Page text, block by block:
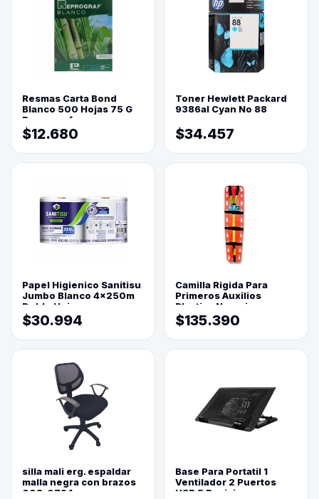
Resmas Carta Bond
Blanco 500 Hojas 75 G
Reprograf.
$12.680
Toner Hewlett Packard
9386al Cyan No 88
$34.457
Papel Higienico Sanitisu
Jumbo Blanco 4x250m
Doble Hoja
$30.994
Camilla Rigida Para
Primeros Auxilios
Plastica Naranja
$135.390
silla mali erg. espaldar
malla negra con brazos
003-0794
Base Para Portatil 1
Ventilador 2 Puertos
USB 5 Posiciones